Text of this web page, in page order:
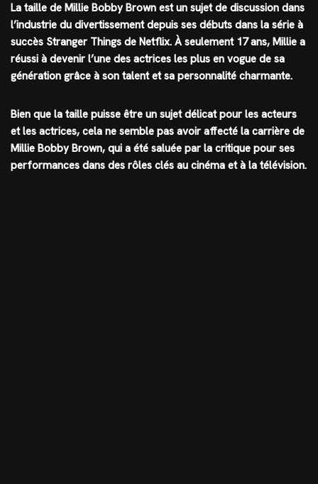
La taille de Millie Bobby Brown est un sujet de discussion dans
l’industrie du divertissement depuis ses débuts dans la série à
succès Stranger Things de Netflix. À seulement 17 ans, Millie a
réussi à devenir l’une des actrices les plus en vogue de sa
génération grâce à son talent et sa personnalité charmante.
Bien que la taille puisse être un sujet délicat pour les acteurs
et les actrices, cela ne semble pas avoir affecté la carrière de
Millie Bobby Brown, qui a été saluée par la critique pour ses
performances dans des rôles clés au cinéma et à la télévision.